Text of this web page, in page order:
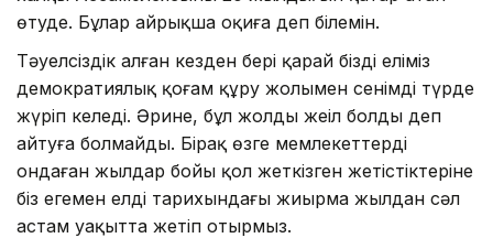
өтуде. Бұлар айрықша оқиға деп білемін.
Тәуелсіздік алған кезден бері қарай біздің еліміз
демократиялық қоғам құру жолымен сенімді түрде
жүріп келеді. Әрине, бұл жолды жеңіл болды деп
айтуға болмайды. Бірақ өзге мемлекеттердің
ондаған жылдар бойы қол жеткізген жетістіктеріне
біз егемен елдің тарихындағы жиырма жылдан сәл
астам уақытта жетіп отырмыз.